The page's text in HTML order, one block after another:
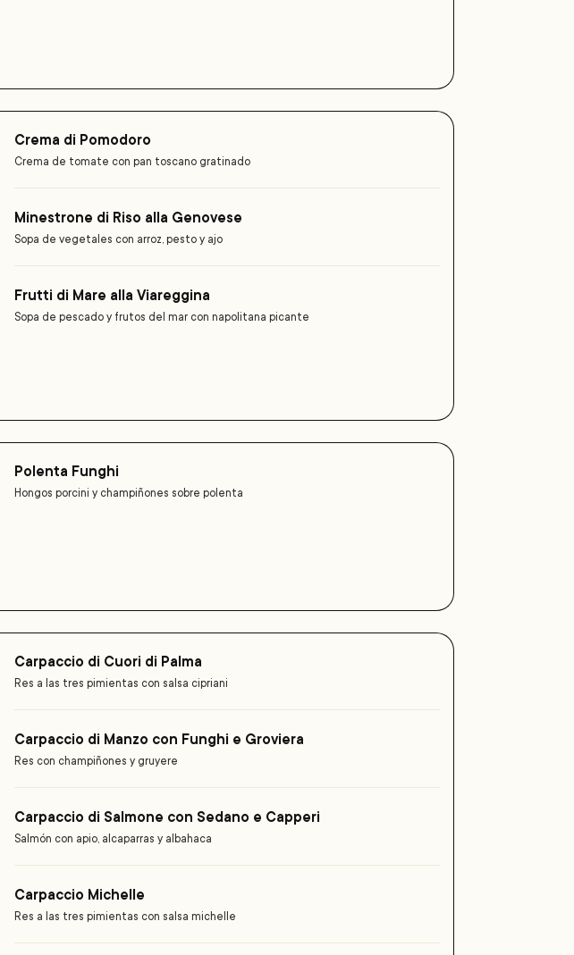
Crema di Pomodoro
Crema de tomate con pan toscano gratinado
Minestrone di Riso alla Genovese
Sopa de vegetales con arroz, pesto y ajo
Frutti di Mare alla Viareggina
Sopa de pescado y frutos del mar con napolitana picante
Polenta Funghi
Hongos porcini y champiñones sobre polenta
Carpaccio di Cuori di Palma
Res a las tres pimientas con salsa cipriani
Carpaccio di Manzo con Funghi e Groviera
Res con champiñones y gruyere
Carpaccio di Salmone con Sedano e Capperi
Salmón con apio, alcaparras y albahaca
Carpaccio Michelle
Res a las tres pimientas con salsa michelle